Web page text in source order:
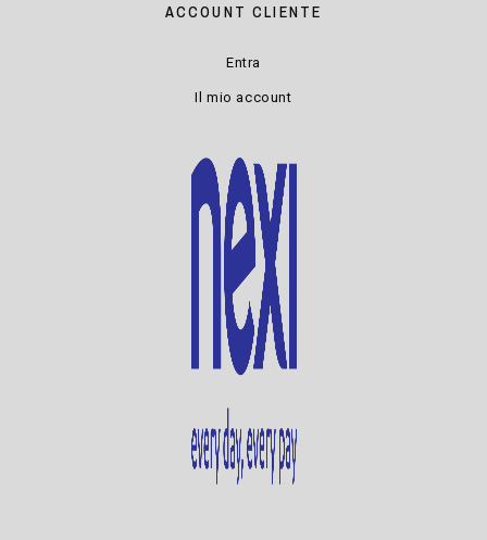
ACCOUNT CLIENTE
Entra
Il mio account